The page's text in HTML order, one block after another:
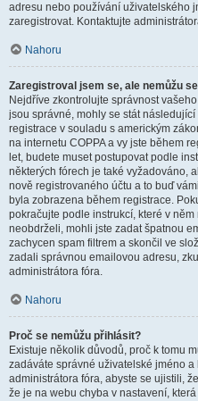
adresu nebo používání uživatelského
zaregistrovat. Kontaktujte
Nahoru
Zaregistroval jsem se, ale nemůžu
Nejdříve zkontrolujte správnost
jsou správné, mohly se stát
registrace v souladu s americkým
na internetu COPPA a vy jste během
let, budete muset postupovat podle
některých fórech je také vyžadováno,
nově registrovaného účtu a to buď
byla zobrazena během registrace.
pokračujte podle instrukcí, které v
neobdrželi, mohli jste zadat špatnou
zachycen spam filtrem a skončil ve
zadali správnou emailovou adresu,
administrátora fóra.
Nahoru
Proč se nemůžu přihlásit?
Existuje několik důvodů, proč k tomu
zadáváte správné uživatelské jméno
administrátora fóra, abyste se ujistili,
že je na webu chyba v nastavení,